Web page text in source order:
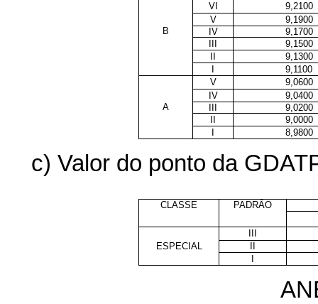
VI
9,2100
V
9,1900
B
IV
9,1700
9,1500
9,1300
9,1100
V
9,0600
IV
9,0400
A
9,0200
9,0000
8,9800
c) Valor do ponto da
CLASSE PADRÃO
ESPECIAL